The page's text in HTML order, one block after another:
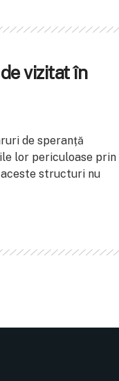
vizitat în
de speranță
lor periculoase prin
structuri nu